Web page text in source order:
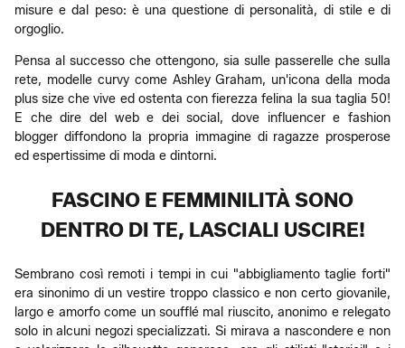
misure e dal peso: è una questione di personalità, di stile e di
orgoglio.
Pensa al successo che ottengono, sia sulle passerelle che sulla
rete, modelle curvy come Ashley Graham, un'icona della moda
plus size che vive ed ostenta con fierezza felina la sua taglia 50!
E che dire del web e dei social, dove influencer e fashion
blogger diffondono la propria immagine di ragazze prosperose
ed espertissime di moda e dintorni.
FASCINO E FEMMINILITÀ SONO
DENTRO DI TE, LASCIALI USCIRE!
Sembrano così remoti i tempi in cui "abbigliamento taglie forti"
era sinonimo di un vestire troppo classico e non certo giovanile,
largo e amorfo come un soufflé mal riuscito, anonimo e relegato
solo in alcuni negozi specializzati. Si mirava a nascondere e non